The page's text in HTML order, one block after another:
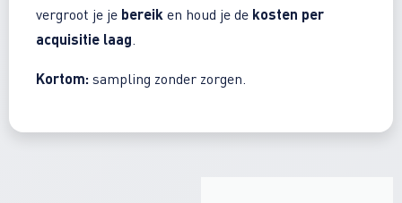
vergroot je je bereik en houd je de kosten per
acquisitie laag.
Kortom: sampling zonder zorgen.